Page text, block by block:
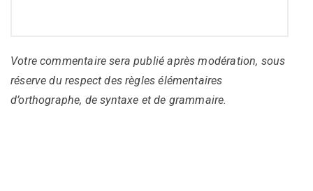
Votre commentaire sera publié après modération, sous
réserve du respect des règles élémentaires
d’orthographe, de syntaxe et de grammaire.